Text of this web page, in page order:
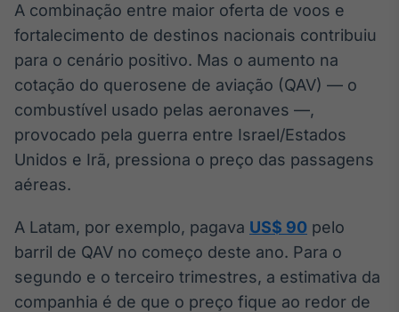
Broadcast
Datafeed
APIs para
conteúdos e
dados
Ticker
notícias
Broadcast
Widgets
A combinação entre maior oferta de voos e
fortalecimento de destinos nacionais contribuiu
para o cenário positivo. Mas o aumento na
cotação do querosene de aviação (QAV) — o
combustível usado pelas aeronaves —,
provocado pela guerra entre Israel/Estados
Unidos e Irã, pressiona o preço das passagens
aéreas.
A Latam, por exemplo, pagava US$ 90 pelo
barril de QAV no começo deste ano. Para o
segundo e o terceiro trimestres, a estimativa da
companhia é de que o preço fique ao redor de